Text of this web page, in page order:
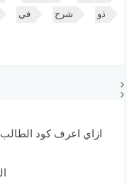
ذو شرح في
ازاي اعرف كود